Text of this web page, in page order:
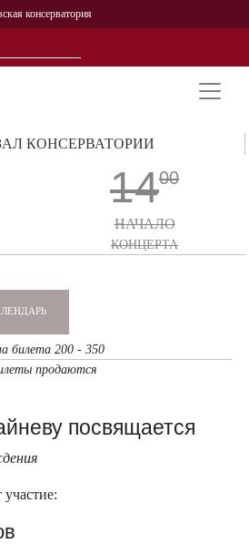
консерватория
Персоналии
История
КОНСЕРВАТОРИИ
1400
НАЧАЛО
КОНЦЕРТА
билета 200 - 350
продаются
посвящается